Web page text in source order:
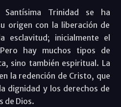
Trinidad se ha
origen con la liberación de
esclavitud; inicialmente el
hay muchos tipos de
sino también espiritual. La
la redención de Cristo, que
dignidad y los derechos de
de Dios.